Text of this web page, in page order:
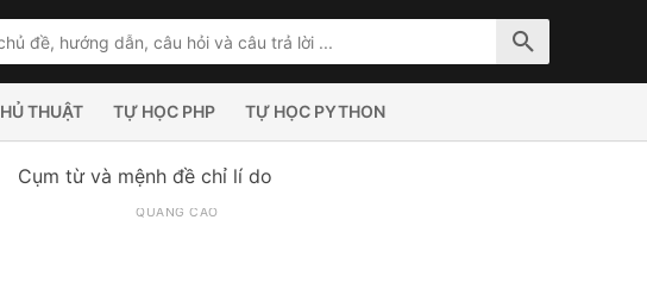
THUẬT TỰ HỌC PHP TỰ HỌC PYTHON
Cụm từ và mệnh đề chỉ lí do
QUẢNG CÁO